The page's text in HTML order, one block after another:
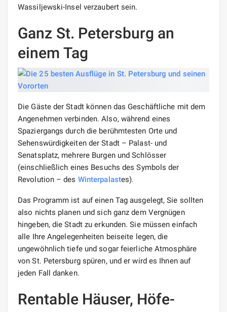
Wassiljewski-Insel verzaubert sein.
Ganz St. Petersburg an
einem Tag
Die Gäste der Stadt können das Geschäftliche mit dem
Angenehmen verbinden. Also, während eines
Spaziergangs durch die berühmtesten Orte und
Sehenswürdigkeiten der Stadt – Palast- und
Senatsplatz, mehrere Burgen und Schlösser
(einschließlich eines Besuchs des Symbols der
Revolution – des Winterpalastes).
Das Programm ist auf einen Tag ausgelegt, Sie sollten
also nichts planen und sich ganz dem Vergnügen
hingeben, die Stadt zu erkunden. Sie müssen einfach
alle Ihre Angelegenheiten beiseite legen, die
ungewöhnlich tiefe und sogar feierliche Atmosphäre
von St. Petersburg spüren, und er wird es Ihnen auf
jeden Fall danken.
Rentable Häuser, Höfe-